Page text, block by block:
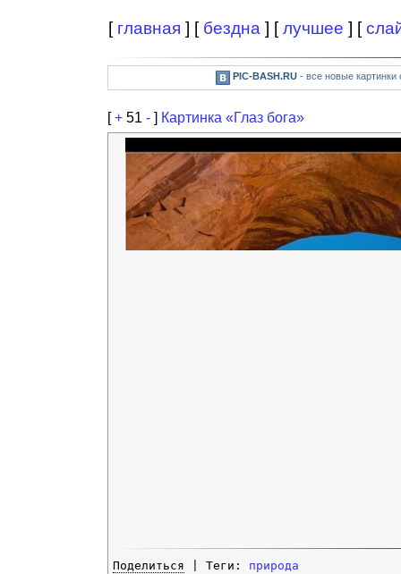
[ главная ] [ бездна ] [лучшее ] [
PIC-BASH.RU- все новые картинки
[+ 51 - ] Картинка «Глаз бога»
Поделиться | Теги: природа